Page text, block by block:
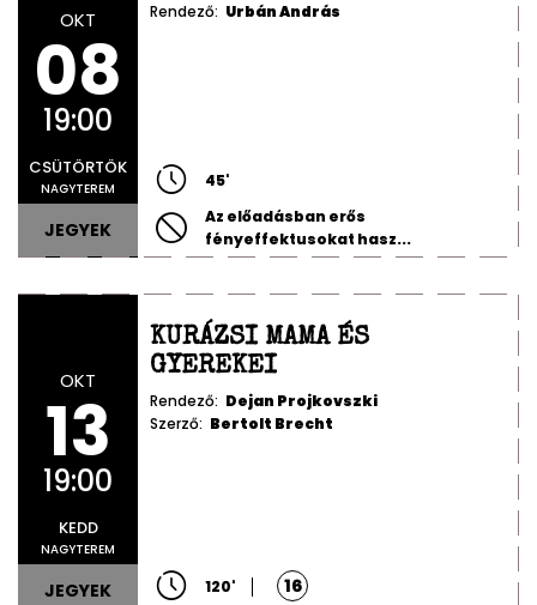
OKT
08
19:00
CSÜTÖRTÖK
NAGYTEREM
JEGYEK
Rendező: Urbán András
45'
Az előadásban erős
fényeffektusokat hasz...
OKT
13
19:00
KEDD
NAGYTEREM
JEGYEK
KURÁZSI MAMA ÉS
GYEREKEI
Rendező: Dejan Projkovszki
Szerző: Bertolt Brecht
120' 16